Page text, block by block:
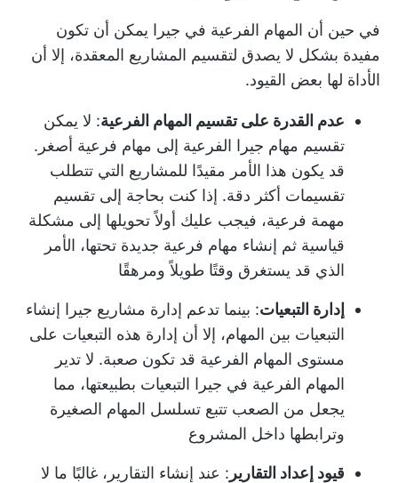
في حين أن المهام الفرعية في جيرا يمكن أن تكون
مفيدة بشكل لا يصدق لتقسيم المشاريع المعقدة، إلا أن
الأداة لها بعض القيود.
عدم القدرة على تقسيم المهام الفرعية: لا يمكن
تقسيم مهام جيرا الفرعية إلى مهام فرعية أصغر.
قد يكون هذا الأمر مقيدًا للمشاريع التي تتطلب
تقسيمات أكثر دقة. إذا كنت بحاجة إلى تقسيم
مهمة فرعية، فيجب عليك أولاً تحويلها إلى مشكلة
قياسية ثم إنشاء مهام فرعية جديدة تحتها، الأمر
الذي قد يستغرق وقتًا طويلاً ومرهقًا
إدارة التبعيات: بينما تدعم إدارة مشاريع جيرا إنشاء
التبعيات بين المهام، إلا أن إدارة هذه التبعيات على
مستوى المهام الفرعية قد تكون صعبة. لا تدير
المهام الفرعية في جيرا التبعيات بطبيعتها، مما
يجعل من الصعب تتبع تسلسل المهام الصغيرة
وترابطها داخل المشروع
قيود إعداد التقارير : عند إنشاء التقارير، غالبًا ما لا